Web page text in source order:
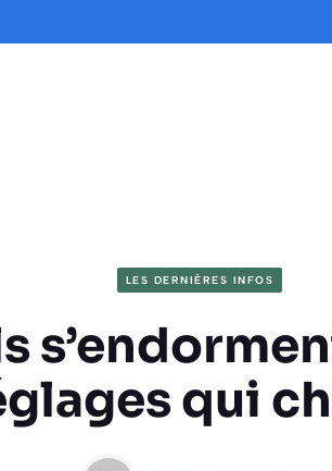
LES DERNIÈRES INFOS
qui